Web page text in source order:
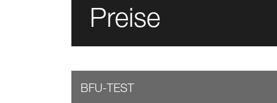
Preise
BFU-TEST